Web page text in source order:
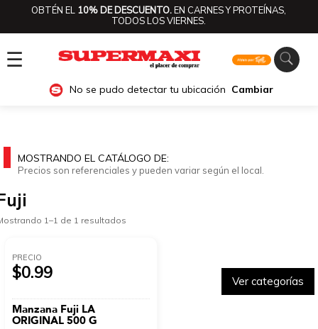
OBTÉN EL 10% DE DESCUENTO.EN CARNES Y PROTEÍNAS,
TODOS LOS VIERNES.
☰
No se pudo detectar tu ubicación Cambiar
Ver categorías
MOSTRANDO EL CATÁLOGO DE:
Precios son referenciales y pueden variar según el local.
1–1 de 1 resultados
PRECIO
$0.99
Manzana Fuji LA
ORIGINAL 500 G